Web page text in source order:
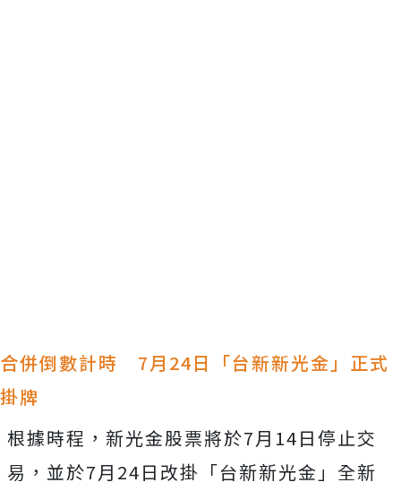
合併倒數計時 7月24日「台新新光金」正式
掛牌
根據時程，新光金股票將於7月14日停止交
易，並於7月24日改掛「台新新光金」全新